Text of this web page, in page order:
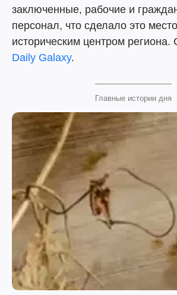
заключенные, рабочие и
персонал, что сделало это
историческим центром
Daily Galaxy.
Главные истории дня